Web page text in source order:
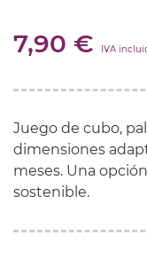
7,90 € IVA
Juego de cubo,
dimensiones
meses. Una
sostenible.